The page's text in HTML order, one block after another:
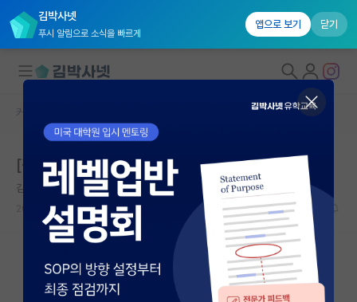
김박사넷
푸시 알림으로 소식을 빠르게
앱으로 보기 닫기
대학원생 모집
국내대학원 정보
연구실&오픈랩
커뮤니티
커뮤니티 홈
전체글보기
커뮤니티 홈
[김박사넷 웨비나] 미국 박사 3.5년 만에 졸업하기
김박사넷 유학교육
2026.05.13 130 16866